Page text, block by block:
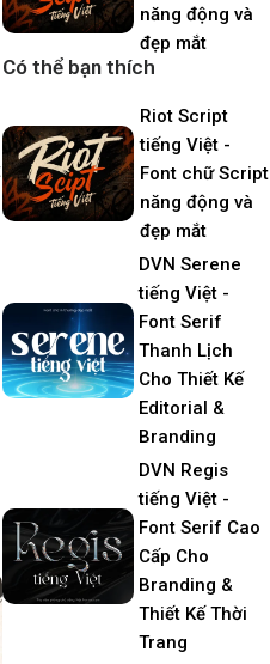
năng động và
đẹp mắt
Có thể bạn thích
Riot Script
tiếng Việt -
Font chữ Script
năng động và
đẹp mắt
DVN Serene
tiếng Việt -
Font Serif
Thanh Lịch
Cho Thiết Kế
Editorial &
Branding
DVN Regis
tiếng Việt -
Font Serif Cao
Cấp Cho
Branding &
Thiết Kế Thời
Trang